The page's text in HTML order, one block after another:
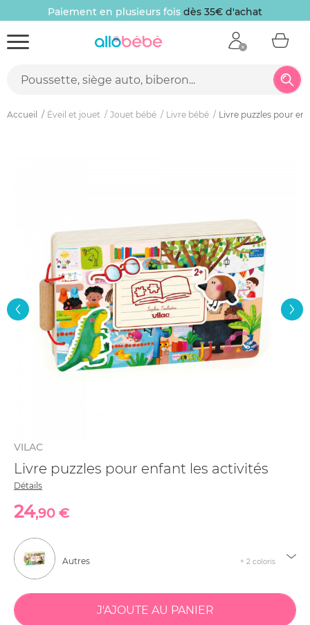
Paiement en plusieurs fois dès 35€ d'achat
Accueil Éveil et jouet Jouet bébé Livre bébé Livre puzzles pour
VILAC
Livre puzzles pour enfant les activités
Détails
24,90 €
Autres + 2 coloris